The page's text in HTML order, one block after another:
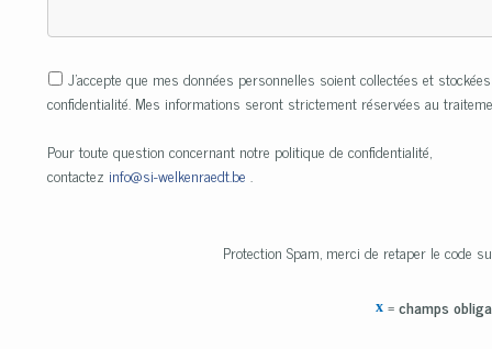
J’accepte que mes données personnelles soient collectées et
confidentialité. Mes informations seront strictement réservées au
Pour toute question concernant notre politique de confidentialité,
contactez info@si-welkenraedt.be .
Protection Spam, merci de retaper le code
x =champs